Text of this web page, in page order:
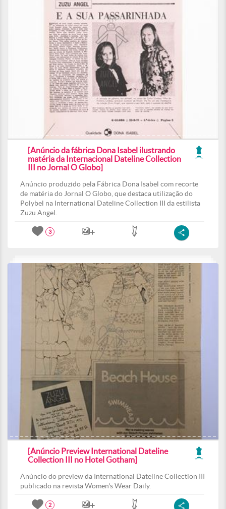
[Anúncio da fábrica Dona Isabel ilustrando
matéria da Internacional Dateline Collection
III no Jornal O Globo]
Anúncio produzido pela Fábrica Dona Isabel com recorte
de matéria do Jornal O Globo, que destaca utilização do
Polybel na International Dateline Collection III da estilista
Zuzu Angel.
3
[Anúncio Preview International Dateline
Collection III no Hotel Gotham]
Anúncio do preview da International Dateline Collection III
publicado na revista Women's Wear Daily.
2